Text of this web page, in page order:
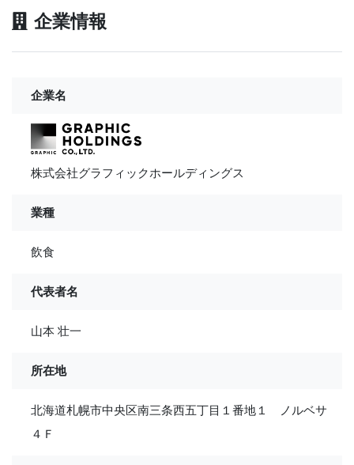
企業情報
企業名
株式会社グラフィックホールディングス
業種
飲食
代表者名
山本 壮一
所在地
北海道札幌市中央区南三条西五丁目１番地１ ノルベサ
４Ｆ